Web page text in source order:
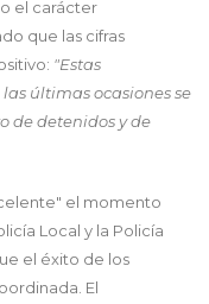
el carácter
que las cifras
"Estas
últimas ocasiones se
de detenidos y de
el momento
Local y la Policía
el éxito de los
El